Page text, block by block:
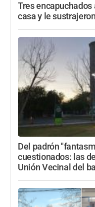
Tres
casa y le
Del padrón
cuestionados: las
Unión Vecinal del